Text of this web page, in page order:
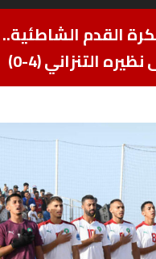
القدم الشاطئية..
التنزاني (4-0)